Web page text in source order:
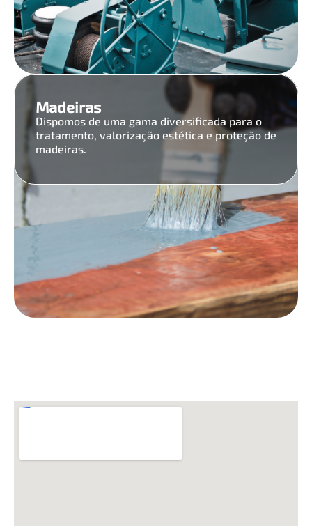
Madeiras
Dispomos de uma gama diversificada para o
tratamento, valorização estética e proteção de
madeiras.